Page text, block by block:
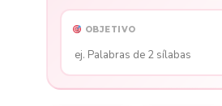
OBJETIVO